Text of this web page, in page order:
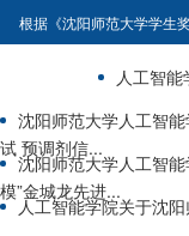
根据《沈阳师范大学学生
学金（第二期）评审办法
金”拟推荐工作，经学生
荐杨佳琪（22006009）
（22006005）四名学生参
示，公示时间为2026年6
人工智
沈阳师范大学人工智
试 预调剂信...
沈阳师范大学人工智
模”金城龙先进...
人工智能学院关于沈